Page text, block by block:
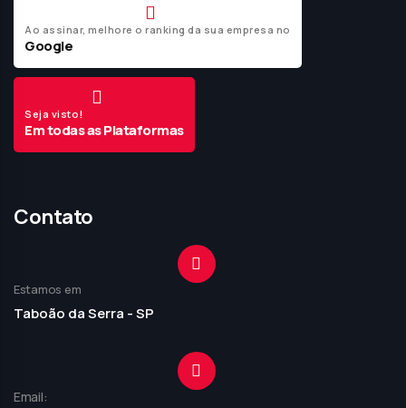
Ao assinar, melhore o ranking da sua empresa no
Google
Seja visto!
Em todas as Plataformas
Contato
Estamos em
Taboão da Serra - SP
Email: